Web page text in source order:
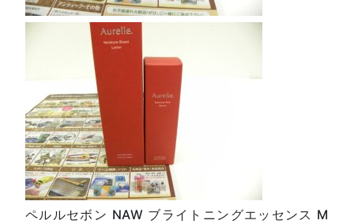
ペルルセボン NAW ブライトニングエッセンス M